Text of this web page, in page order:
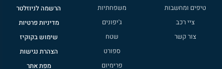
טיפים ומחשבות
ציי רכב
צור קשר
משפחתיות
ג'יפונים
שטח
ספורט
פרימיום
הרשמה לניוזלטר
מדיניות פרטיות
שימוש בקוקיז
הצהרת נגישות
מפת אתר